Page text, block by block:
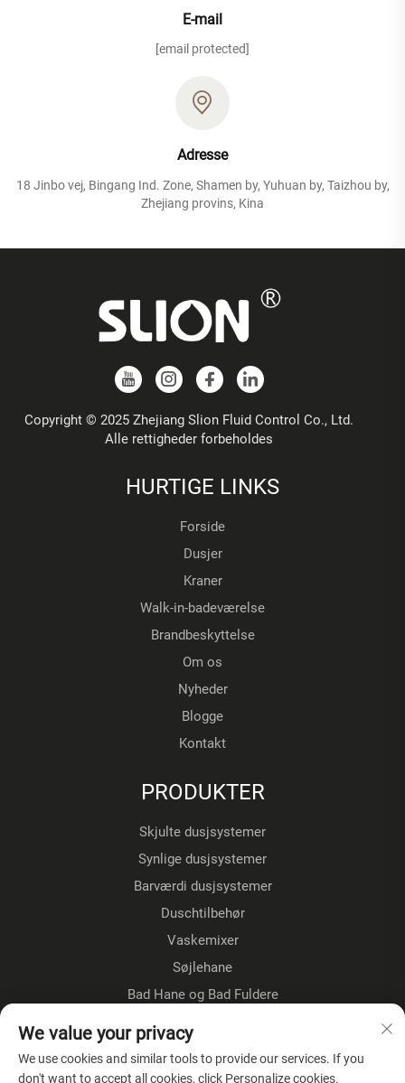
E-mail
[email protected]
Adresse
18 Jinbo vej, Bingang Ind. Zone, Shamen by, Yuhuan by, Taizhou by,
Zhejiang provins, Kina
Copyright © 2025 Zhejiang Slion Fluid Control Co., Ltd.
Alle rettigheder forbeholdes
HURTIGE LINKS
Forside
Dusjer
Kraner
Walk-in-badeværelse
Brandbeskyttelse
Om os
Nyheder
Blogge
Kontakt
PRODUKTER
Skjulte dusjsystemer
Synlige dusjsystemer
Barværdi dusjsystemer
Duschtilbehør
Vaskemixer
Søjlehane
Bad Hane og Bad Fuldere
Gulvestående kraner
Køkkenkraner
We value your privacy
We use cookies and similar tools to provide our services. If you
don't want to accept all cookies, click Personalize cookies.